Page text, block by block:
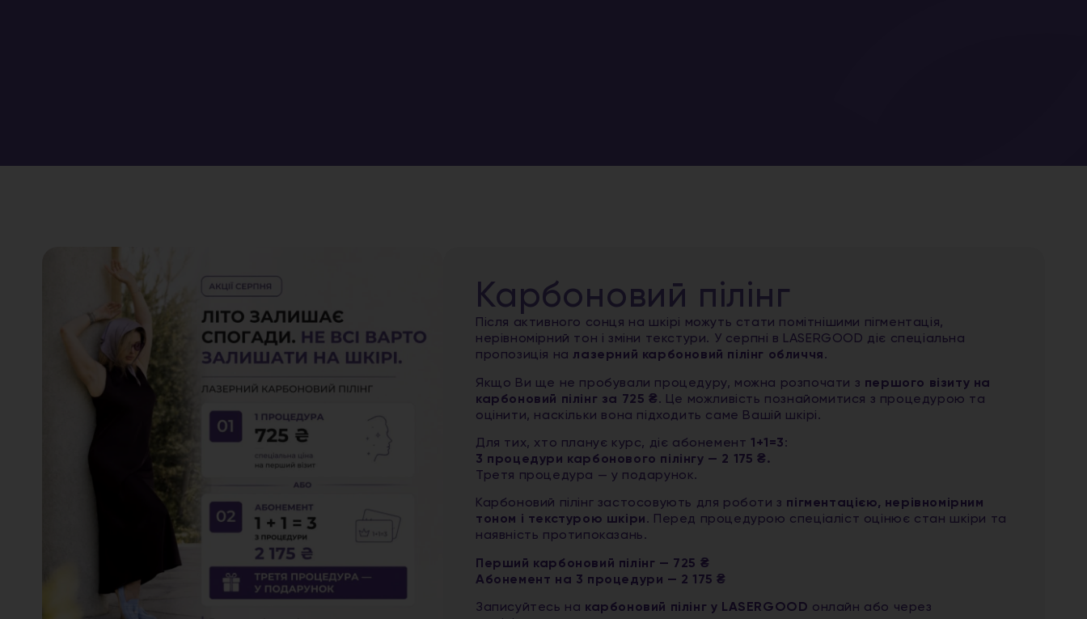
Карбоновий пілінг
Після активного сонця на шкірі можуть стати помітнішими пігментація,
нерівномірний тон і зміни текстури. У серпні в LASERGOOD діє спеціальна
пропозиція на лазерний карбоновий пілінг обличчя.
Якщо Ви ще не пробували процедуру, можна розпочати з першого візиту на
карбоновий пілінг за 725 ₴. Це можливість познайомитися з процедурою та
оцінити, наскільки вона підходить саме Вашій шкірі.
Для тих, хто планує курс, діє абонемент 1+1=3:
3 процедури карбонового пілінгу — 2 175 ₴.
Третя процедура — у подарунок.
Карбоновий пілінг застосовують для роботи з пігментацією, нерівномірним
тоном і текстурою шкіри. Перед процедурою спеціаліст оцінює стан шкіри та
наявність протипоказань.
Перший карбоновий пілінг — 725 ₴
Абонемент на 3 процедури — 2 175 ₴
Записуйтесь на карбоновий пілінг у LASERGOOD онлайн або через